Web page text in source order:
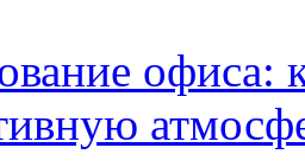
офиса: